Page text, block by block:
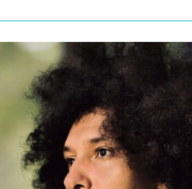
Walid
Selim
gestart